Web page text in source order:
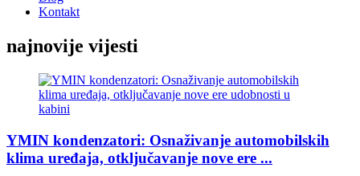
Kontakt
najnovije vijesti
YMIN kondenzatori: Osnaživanje automobilskih
klima uređaja, otključavanje nove ere ...